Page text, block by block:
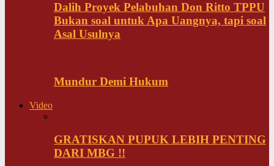
Dalih Proyek Pelabuhan Don Ritto TPPU
Bukan soal untuk Apa Uangnya, tapi soal
Asal Usulnya
Mundur Demi Hukum
Video
GRATISKAN PUPUK LEBIH PENTING
DARI MBG !!